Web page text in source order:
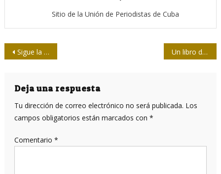
Sitio de la Unión de Periodistas de Cuba
Navegación
entradas
Sigue la Upec aunando fuerzas Un libro de Mañach que retrata al Martí alegre, político, enamorado
Deja una respuesta
Tu dirección de correo electrónico no será publicada. Los
campos obligatorios están marcados con *
Comentario *